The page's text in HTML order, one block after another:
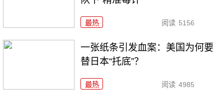
最热 阅读 5156
一张纸条引发血案：美国为何要
替日本“托底”？
最热 阅读 4985